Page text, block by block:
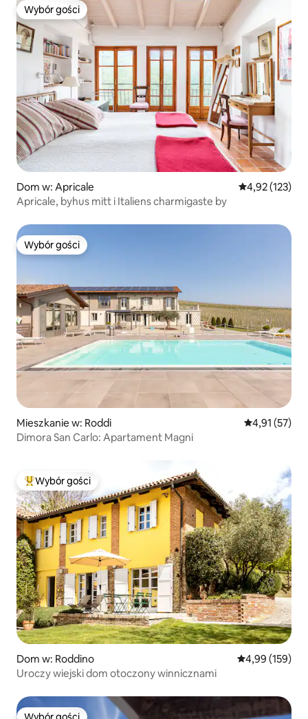
Wybór gości
Wybór gości
Dom w: Apricale Średnia
4,92 (123)
Apricale, byhus mitt i Italiens charmigaste by
Wybór gości
Wybór gości
Mieszkanie w: Roddi Średnia
4,91 (57)
Dimora San Carlo: Apartament Magni
Najpopularniejsze z kategorii Wybór gości
Wybór gości
Dom w: Roddino Średnia
4,99 (159)
Uroczy wiejski dom otoczony winnicznami